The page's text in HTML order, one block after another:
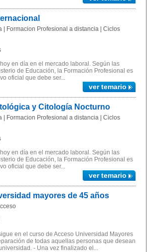
| Formacion Profesional a distancia | Ciclos
en día en el mercado laboral. Según las
de Educación, la Formación Profesional es
oficial que debe ser...
ver temario
y Citología Nocturno
| Formacion Profesional a distancia | Ciclos
en día en el mercado laboral. Según las
de Educación, la Formación Profesional es
oficial que debe ser...
ver temario
mayores de 45 años
en el curso de Acceso Universidad Mayores
de todas aquellas personas que desean
- Una vez finalizado el...